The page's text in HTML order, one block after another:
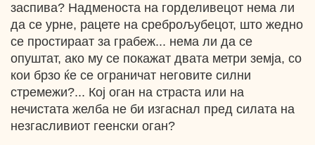
заспива? Надменоста на горделивецот нема ли
да се урне, рацете на среброљубецот, што жедно
се простираат за грабеж... нема ли да се
опуштат, ако му се покажат двата метри земја, со
кои брзо ќе се ограничат неговите силни
стремежи?... Кој оган на страста или на
нечистата желба не би изгаснал пред силата на
незгасливиот геенски оган?